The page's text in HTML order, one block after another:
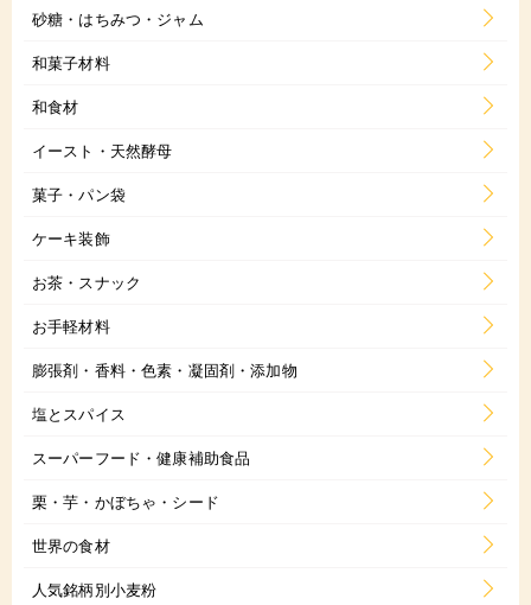
砂糖・はちみつ・ジャム
和菓子材料
和食材
イースト・天然酵母
菓子・パン袋
ケーキ装飾
お茶・スナック
お手軽材料
膨張剤・香料・色素・凝固剤・添加物
塩とスパイス
スーパーフード・健康補助食品
栗・芋・かぼちゃ・シード
世界の食材
人気銘柄別小麦粉